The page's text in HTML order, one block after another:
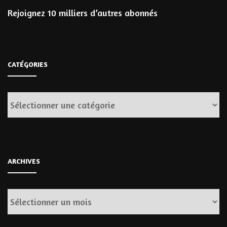
Rejoignez 10 milliers d’autres abonnés
CATÉGORIES
Catégories
ARCHIVES
Archives